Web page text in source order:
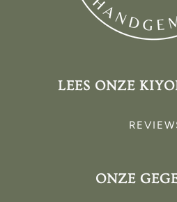
LEES ONZE
ONZE